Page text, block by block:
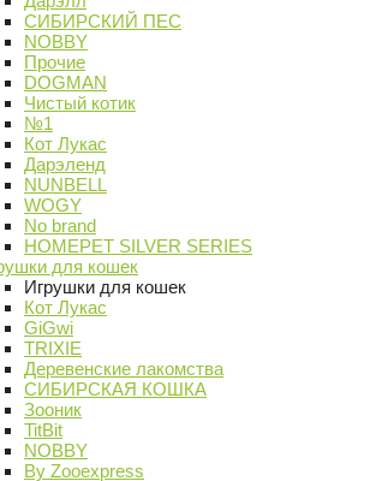
СИБИРСКИЙ ПЕС
NOBBY
Прочие
DOGMAN
Чистый котик
№1
Кот Лукас
Дарэленд
NUNBELL
WOGY
No brand
HOMEPET SILVER SERIES
для кошек
Игрушки для кошек
Кот Лукас
GiGwi
TRIXIE
Деревенские лакомства
СИБИРСКАЯ КОШКА
Зооник
TitBit
NOBBY
By Zooexpress